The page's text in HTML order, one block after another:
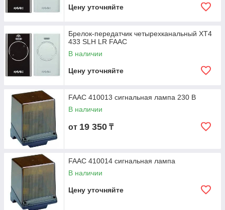
Цену уточняйте
Брелок-передатчик четырехканальный XT4
433 SLH LR FAAC
В наличии
Цену уточняйте
FAAC 410013 сигнальная лампа 230 В
В наличии
от 19 350 ₸
FAAC 410014 сигнальная лампа
В наличии
Цену уточняйте